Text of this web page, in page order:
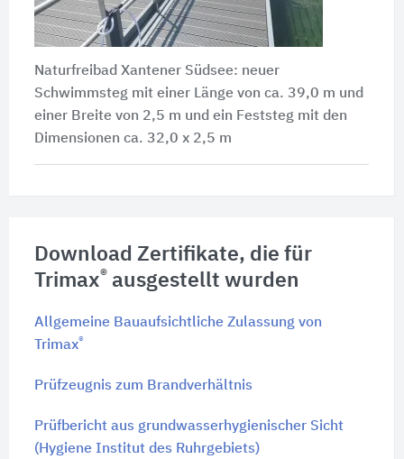
Naturfreibad Xantener Südsee: neuer
Schwimmsteg mit einer Länge von ca. 39,0 m und
einer Breite von 2,5 m und ein Feststeg mit den
Dimensionen ca. 32,0 x 2,5 m
Download Zertifikate, die für
Trimax® ausgestellt wurden
Allgemeine Bauaufsichtliche Zulassung von
Trimax®
Prüfzeugnis zum Brandverhältnis
Prüfbericht aus grundwasserhygienischer Sicht
(Hygiene Institut des Ruhrgebiets)